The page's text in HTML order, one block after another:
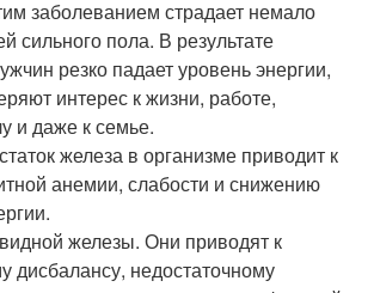
заболеванием страдает немало
сильного пола. В результате
резко падает уровень энергии,
интерес к жизни, работе,
и даже к семье.
железа в организме приводит к
анемии, слабости и снижению
железы. Они приводят к
дисбалансу, недостаточному